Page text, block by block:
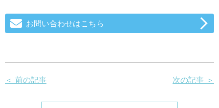
お問い合わせはこちら
＜ 前の記事 次の記事 ＞